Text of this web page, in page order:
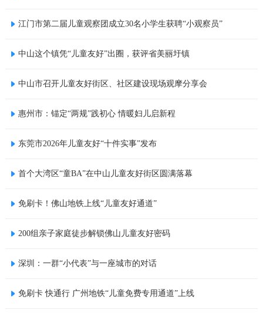
江门市第二届儿童观察团成立30名小学生获聘“小观察员”
中山这个镇凭“儿童友好”出圈，获评省美丽圩镇
中山市召开儿童友好街区、社区建设现场观摩分享会
惠州市：锚定“两规”践初心 情暖妇儿启新程
东莞市2026年儿童友好“十件实事”发布
首个大湾区“童BA”在中山儿童友好街区圆满落幕
免刷卡！佛山地铁上线“儿童友好通道”
200组亲子家庭徒步解锁佛山儿童友好密码
深圳：一群“小代表”与一座城市的对话
免刷卡 快通行 广州地铁“儿童免费专用通道”上线